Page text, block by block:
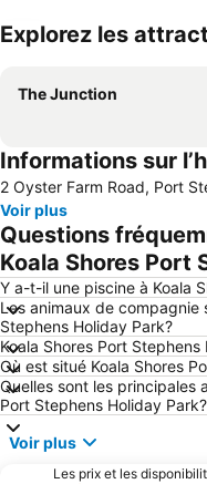
Explorez les
The Junction
Informations sur
2 Oyster Farm Road, Port
Voir plus
Questions
Koala Shores Port
Y a-t-il une piscine à Koala
Les animaux de compagnie
Stephens Holiday Park?
Koala Shores Port
Où est situé Koala Shores
Quelles sont les principales
Port Stephens Holiday Park?
Voir plus
Les prix et les